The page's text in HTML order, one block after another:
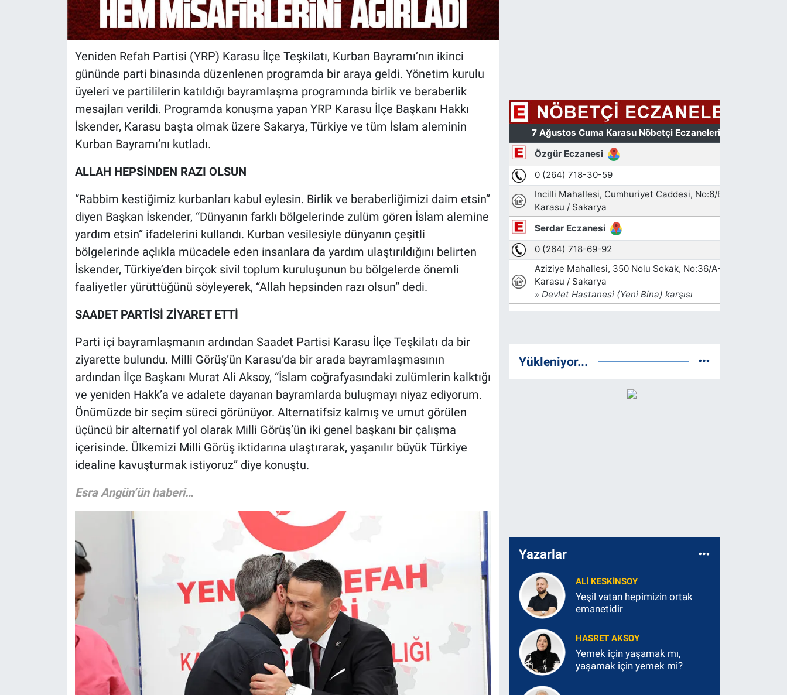
Yeniden Refah Partisi (YRP) Karasu İlçe Teşkilatı, Kurban Bayramı’nın ikinci
gününde parti binasında düzenlenen programda bir araya geldi. Yönetim kurulu
üyeleri ve partililerin katıldığı bayramlaşma programında birlik ve beraberlik
mesajları verildi. Programda konuşma yapan YRP Karasu İlçe Başkanı Hakkı
İskender, Karasu başta olmak üzere Sakarya, Türkiye ve tüm İslam aleminin
Kurban Bayramı’nı kutladı.
ALLAH HEPSİNDEN RAZI OLSUN
“Rabbim kestiğimiz kurbanları kabul eylesin. Birlik ve beraberliğimizi daim etsin”
diyen Başkan İskender, “Dünyanın farklı bölgelerinde zulüm gören İslam alemine
yardım etsin” ifadelerini kullandı. Kurban vesilesiyle dünyanın çeşitli
bölgelerinde açlıkla mücadele eden insanlara da yardım ulaştırıldığını belirten
İskender, Türkiye’den birçok sivil toplum kuruluşunun bu bölgelerde önemli
faaliyetler yürüttüğünü söyleyerek, “Allah hepsinden razı olsun” dedi.
SAADET PARTİSİ ZİYARET ETTİ
Parti içi bayramlaşmanın ardından Saadet Partisi Karasu İlçe Teşkilatı da bir
ziyarette bulundu. Milli Görüş’ün Karasu’da bir arada bayramlaşmasının
ardından İlçe Başkanı Murat Ali Aksoy, “İslam coğrafyasındaki zulümlerin kalktığı
ve yeniden Hakk’a ve adalete dayanan bayramlarda buluşmayı niyaz ediyorum.
Önümüzde bir seçim süreci görünüyor. Alternatifsiz kalmış ve umut görülen
üçüncü bir alternatif yol olarak Milli Görüş’ün iki genel başkanı bir çalışma
içerisinde. Ülkemizi Milli Görüş iktidarına ulaştırarak, yaşanılır büyük Türkiye
idealine kavuşturmak istiyoruz” diye konuştu.
Esra Angün’ün haberi…
Yükleniyor...
Yazarlar
ALI KESKINSOY
Yeşil vatan hepimizin ortak
emanetidir
HASRET AKSOY
Yemek için yaşamak mı,
yaşamak için yemek mi?